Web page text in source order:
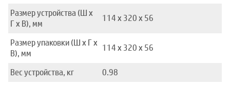
Размер устройства (Ш x
Г x В), мм
114 x 320 x 56
Размер упаковки (Ш x Г x
В), мм
114 x 320 x 56
Вес устройства, кг
0.98